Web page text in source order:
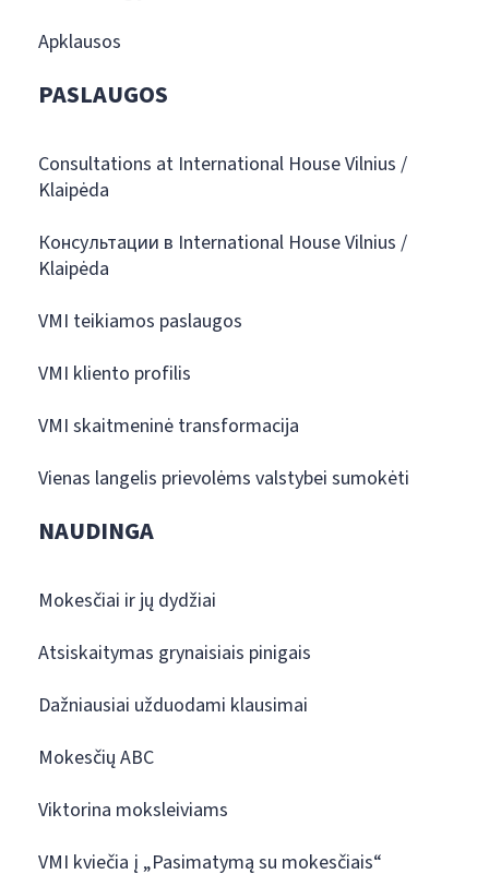
Apklausos
PASLAUGOS
Consultations at International House Vilnius /
Klaipėda
Консультации в International House Vilnius /
Klaipėda
VMI teikiamos paslaugos
VMI kliento profilis
VMI skaitmeninė transformacija
Vienas langelis prievolėms valstybei sumokėti
NAUDINGA
Mokesčiai ir jų dydžiai
Atsiskaitymas grynaisiais pinigais
Dažniausiai užduodami klausimai
Mokesčių ABC
Viktorina moksleiviams
VMI kviečia į „Pasimatymą su mokesčiais“